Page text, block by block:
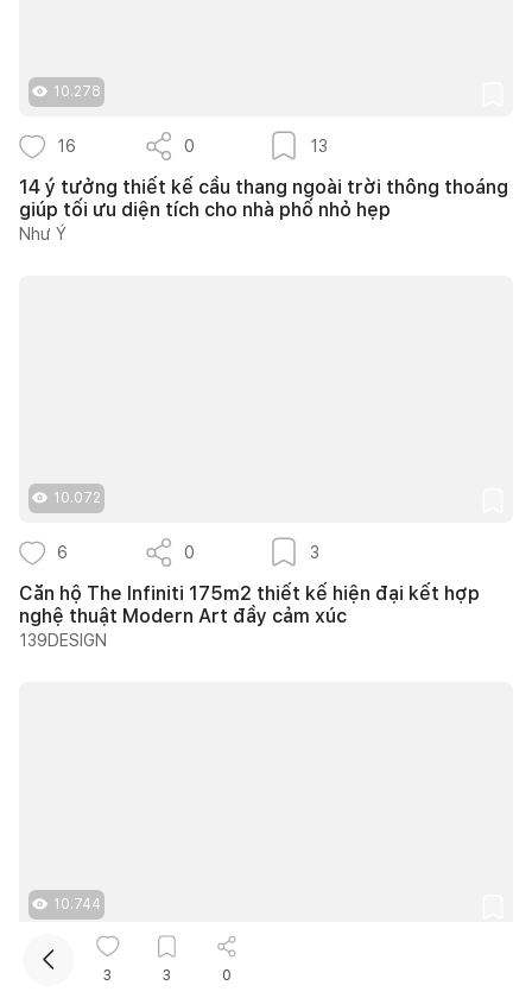
10.278
16 0 13
14 ý tưởng thiết kế cầu thang ngoài trời thông thoáng
giúp tối ưu diện tích cho nhà phố nhỏ hẹp
Như Ý
10.072
6 0 3
Căn hộ The Infiniti 175m2 thiết kế hiện đại kết hợp
nghệ thuật Modern Art đầy cảm xúc
139DESIGN
10.744
3 3 0